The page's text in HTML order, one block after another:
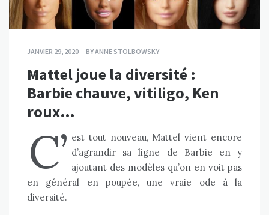
JANVIER 29, 2020 BYANNE STOLBOWSKY
Mattel joue la diversité :
Barbie chauve, vitiligo, Ken
roux…
C’ est tout nouveau, Mattel vient encore
d’agrandir sa ligne de Barbie en y
ajoutant des modèles qu’on en voit pas
en général en poupée, une vraie ode à la
diversité.